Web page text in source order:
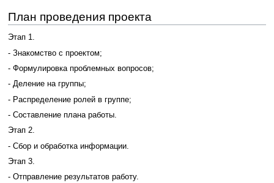
План проведения проекта
Этап 1.
- Знакомство с проектом;
- Формулировка проблемных вопросов;
- Деление на группы;
- Распределение ролей в группе;
- Составление плана работы.
Этап 2.
- Сбор и обработка информации.
Этап 3.
- Отправление результатов работу.